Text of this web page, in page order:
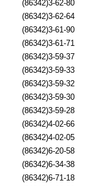
(86342)3-62-80
(86342)3-62-64
(86342)3-61-90
(86342)3-61-71
(86342)3-59-37
(86342)3-59-33
(86342)3-59-32
(86342)3-59-30
(86342)3-59-28
(86342)4-02-66
(86342)4-02-05
(86342)6-20-58
(86342)6-34-38
(86342)6-71-18